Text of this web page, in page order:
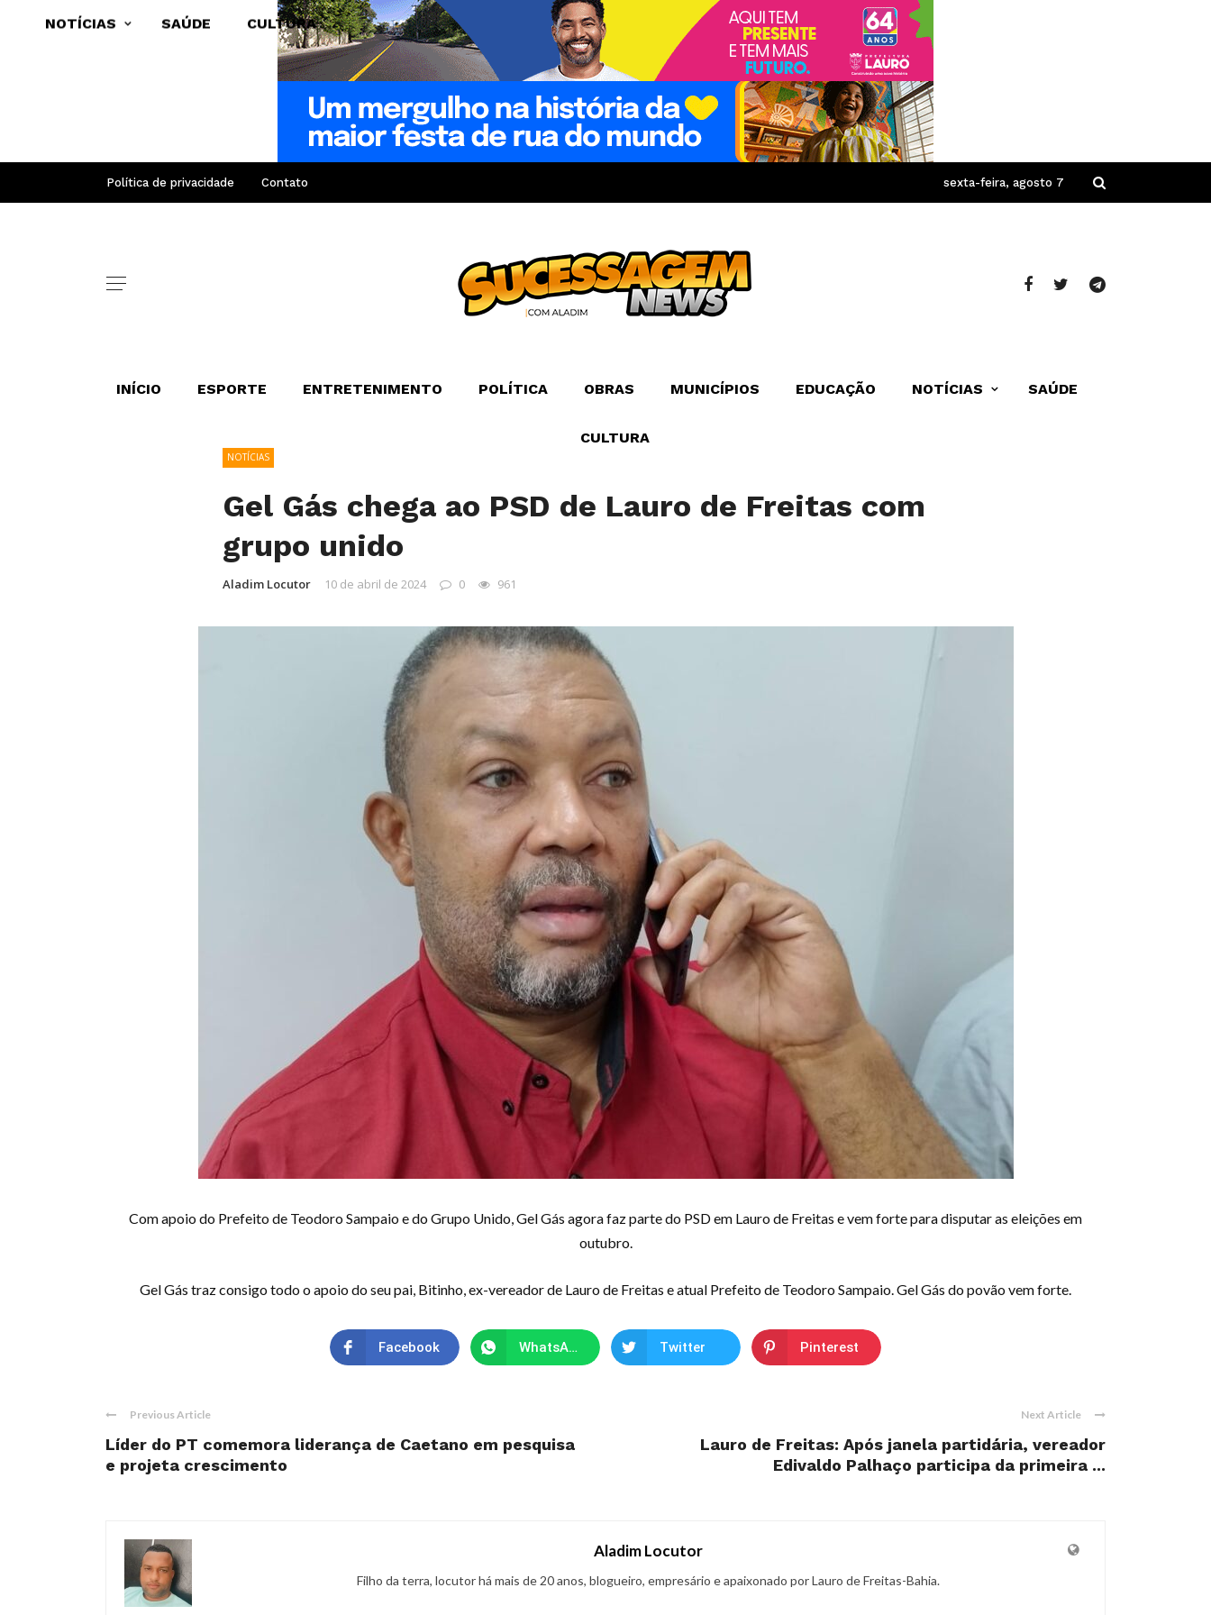
Política de privacidade Contato sexta-feira, agosto 7
INÍCIO ESPORTE ENTRETENIMENTO POLÍTICA OBRAS MUNICÍPIOS EDUCAÇÃO NOTÍCIAS SAÚDE
CULTURA
NOTÍCIAS SAÚDE CULTURA
NOTÍCIAS
Gel Gás chega ao PSD de Lauro de Freitas com
grupo unido
Aladim Locutor 10 de abril de 2024 0 961
Com apoio do Prefeito de Teodoro Sampaio e do Grupo Unido, Gel Gás agora faz parte do PSD em Lauro de Freitas e vem forte para disputar as eleições em
outubro.
Gel Gás traz consigo todo o apoio do seu pai, Bitinho, ex-vereador de Lauro de Freitas e atual Prefeito de Teodoro Sampaio. Gel Gás do povão vem forte.
Facebook WhatsApp Twitter Pinterest
Previous Article
Líder do PT comemora liderança de Caetano em pesquisa
e projeta crescimento
Next Article
Lauro de Freitas: Após janela partidária, vereador
Edivaldo Palhaço participa da primeira ...
Aladim Locutor
Filho da terra, locutor há mais de 20 anos, blogueiro, empresário e apaixonado por Lauro de Freitas-Bahia.